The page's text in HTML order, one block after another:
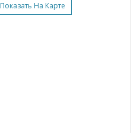
Показать На Карте